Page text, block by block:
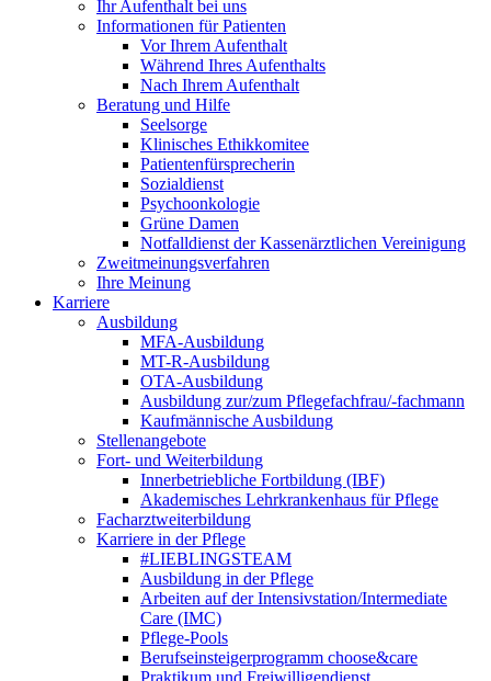
Ihr Aufenthalt bei uns
Informationen für Patienten
Vor Ihrem Aufenthalt
Während Ihres Aufenthalts
Nach Ihrem Aufenthalt
Beratung und Hilfe
Seelsorge
Klinisches Ethikkomitee
Patientenfürsprecherin
Sozialdienst
Psychoonkologie
Grüne Damen
Notfalldienst der Kassenärztlichen Vereinigung
Zweitmeinungsverfahren
Ihre Meinung
Karriere
Ausbildung
MFA-Ausbildung
MT-R-Ausbildung
OTA-Ausbildung
Ausbildung zur/zum Pflegefachfrau/-fachmann
Kaufmännische Ausbildung
Stellenangebote
Fort- und Weiterbildung
Innerbetriebliche Fortbildung (IBF)
Akademisches Lehrkrankenhaus für Pflege
Facharztweiterbildung
Karriere in der Pflege
#LIEBLINGSTEAM
Ausbildung in der Pflege
Arbeiten auf der Intensivstation/Intermediate
Care (IMC)
Pflege-Pools
Berufseinsteigerprogramm choose&care
Praktikum und Freiwilligendienst